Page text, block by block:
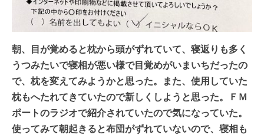
朝、目が覚めると枕から頭がずれていて、寝返りも多く
うつみたいで寝相が悪い様で目覚めがいまいちだったの
で、枕を変えてみようかと思った。また、使用していた
枕もへたれてきていたので新しくしようと思った。ＦＭ
ポートのラジオで紹介されていたので気になっていた。
使ってみて朝起きると布団がずれていないので、寝相も